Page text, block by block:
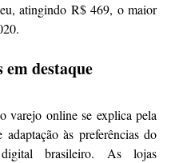
atingindo R$ 469, o maior
em destaque
varejo online se explica pela
adaptação às preferências do
digital brasileiro. As lojas